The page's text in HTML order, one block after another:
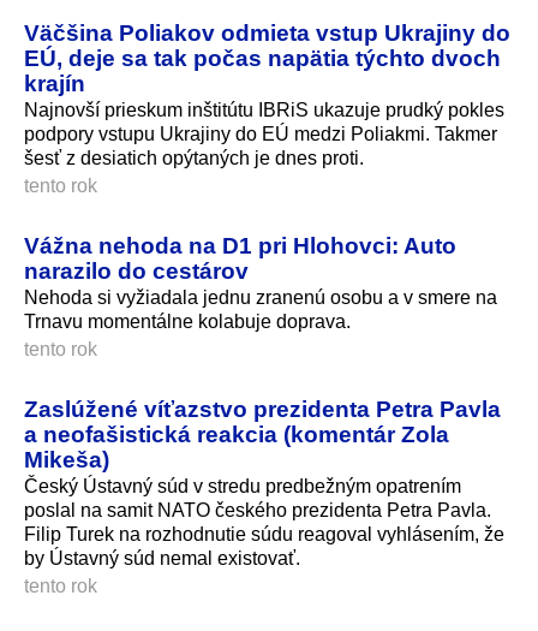
Väčšina Poliakov odmieta vstup Ukrajiny do
EÚ, deje sa tak počas napätia týchto dvoch
krajín
Najnovší prieskum inštitútu IBRiS ukazuje prudký pokles
podpory vstupu Ukrajiny do EÚ medzi Poliakmi. Takmer
šesť z desiatich opýtaných je dnes proti.
tento rok
Vážna nehoda na D1 pri Hlohovci: Auto
narazilo do cestárov
Nehoda si vyžiadala jednu zranenú osobu a v smere na
Trnavu momentálne kolabuje doprava.
tento rok
Zaslúžené víťazstvo prezidenta Petra Pavla
a neofašistická reakcia (komentár Zola
Mikeša)
Český Ústavný súd v stredu predbežným opatrením
poslal na samit NATO českého prezidenta Petra Pavla.
Filip Turek na rozhodnutie súdu reagoval vyhlásením, že
by Ústavný súd nemal existovať.
tento rok